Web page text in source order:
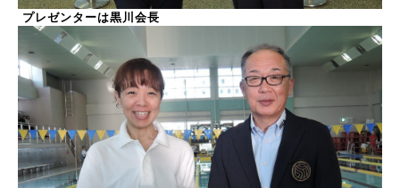
プレゼンターは黒川会長